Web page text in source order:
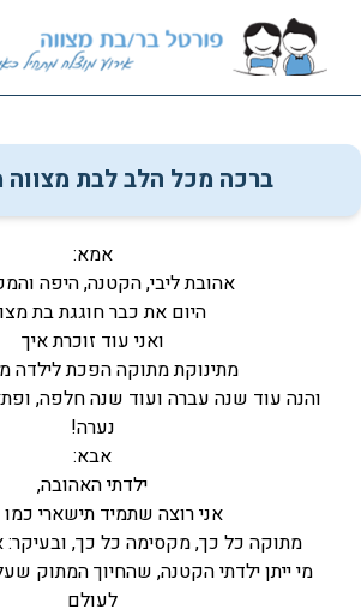
ברכה מכל הלב לבת מצווה
אמא:
אהובת ליבי, הקטנה, היפה
היום את כבר חוגגת בת
ואני עוד זוכרת איך
מתינוקת מתוקה הפכת לילדה
והנה עוד שנה עברה ועוד שנה חלפה,
נערה!
אבא:
ילדתי האהובה,
אני רוצה שתמיד תישארי
מתוקה כל כך, מקסימה כל כך, ובעיקר:
מי ייתן ילדתי הקטנה, שהחיוך המתוק
לעולם